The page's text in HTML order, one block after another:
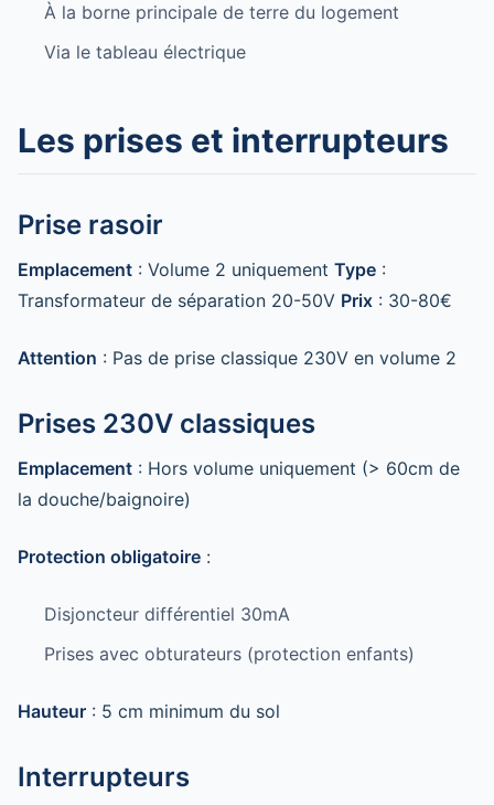
À la borne principale de terre du logement
Via le tableau électrique
Les prises et interrupteurs
Prise rasoir
Emplacement : Volume 2 uniquement Type :
Transformateur de séparation 20-50V Prix : 30-80€
Attention : Pas de prise classique 230V en volume 2
Prises 230V classiques
Emplacement : Hors volume uniquement (> 60cm de
la douche/baignoire)
Protection obligatoire :
Disjoncteur différentiel 30mA
Prises avec obturateurs (protection enfants)
Hauteur : 5 cm minimum du sol
Interrupteurs